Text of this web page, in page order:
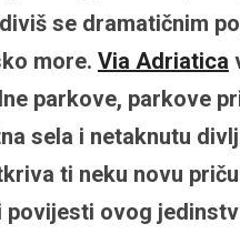
se dramatičnim
more. Via Adriatica
parkove, parkove
sela i netaknutu
ti neku novu
povijesti ovog